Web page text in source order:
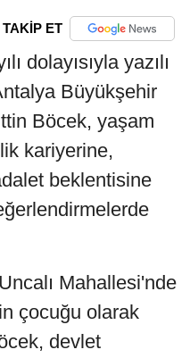
TAKİP ET
dolayısıyla yazılı
Büyükşehir
Böcek, yaşam
kariyerine,
beklentisine
Mahallesi'nde
çocuğu olarak
devlet